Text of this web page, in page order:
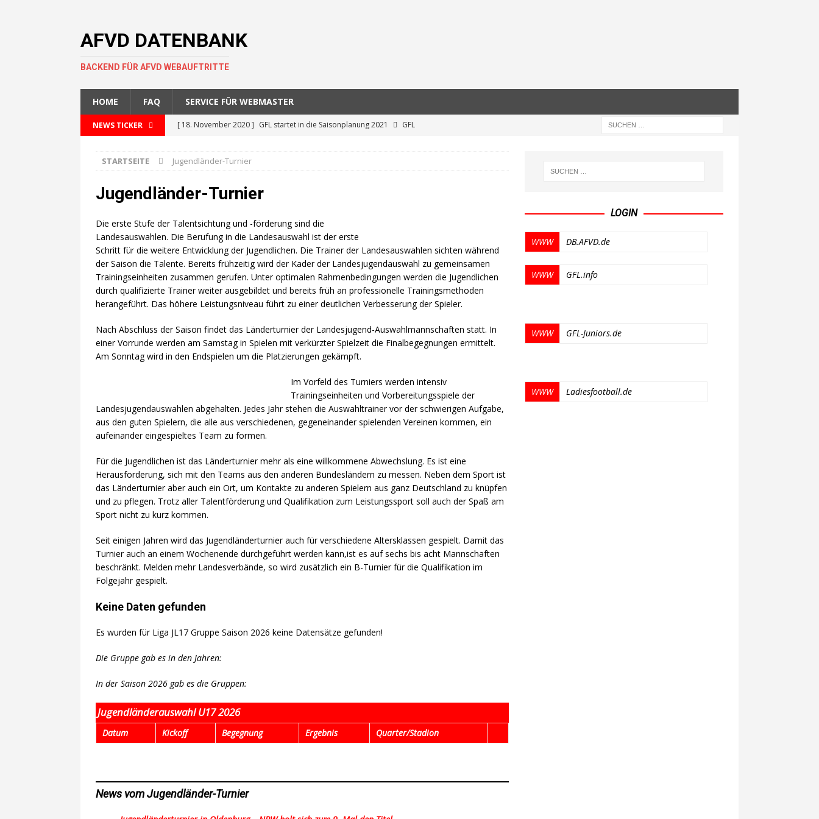
AFVD DATENBANK
BACKEND FÜR AFVD WEBAUFTRITTE
HOME FAQ SERVICE FÜR WEBMASTER
NEWS TICKER [ 18. November 2020 ] GFL startet in die Saisonplanung 2021
GFL
[ 1. Oktober 2020 ] Expertenkommission Frauen-Football eingesetzt – strukturelle Hilfe und
Arbeitserleichterung für Vereine als Ziel
Augenhöhe sprechen und zusammenarbeiten“
[ 25. September 2020 ] 5er DFFL: Saisonstart in der Süddivision
ALLGEMEIN
[ 17. September 2020 ] Doch noch Football in 2020! GFL Juniors starten am Wochenende in
die Saison
AFVD
[ 18. Mai 2020 ]
GFL Juniors-Teams sprechen sich für Neustart der Saison 2020 aus
[ 17. März 2020 ] GFL/GFL2 Ligastart auf Pfingsten verschoben
CORONA
[ 15. März 2020 ] Kommunikation Covid-19-Pandemie
STARTSEITE Jugendländer-Turnier
Jugendländer-Turnier
Die erste Stufe der Talentsichtung und -förderung sind die
Landesauswahlen. Die Berufung in die Landesauswahl ist der erste
Schritt für die weitere Entwicklung der Jugendlichen. Die Trainer der Landesauswahlen sichten während
der Saison die Talente. Bereits frühzeitig wird der Kader der Landesjugendauswahl zu gemeinsamen
Trainingseinheiten zusammen gerufen. Unter optimalen Rahmenbedingungen werden die Jugendlichen
durch qualifizierte Trainer weiter ausgebildet und bereits früh an professionelle Trainingsmethoden
herangeführt. Das höhere Leistungsniveau führt zu einer deutlichen Verbesserung der Spieler.
Nach Abschluss der Saison findet das Länderturnier der Landesjugend-Auswahlmannschaften statt. In
einer Vorrunde werden am Samstag in Spielen mit verkürzter Spielzeit die Finalbegegnungen ermittelt.
Am Sonntag wird in den Endspielen um die Platzierungen gekämpft.
Im Vorfeld des Turniers werden intensiv
Trainingseinheiten und Vorbereitungsspiele der
Landesjugendauswahlen abgehalten. Jedes Jahr stehen die Auswahltrainer vor der schwierigen Aufgabe,
aus den guten Spielern, die alle aus verschiedenen, gegeneinander spielenden Vereinen kommen, ein
aufeinander eingespieltes Team zu formen.
Für die Jugendlichen ist das Länderturnier mehr als eine willkommene Abwechslung. Es ist eine
Herausforderung, sich mit den Teams aus den anderen Bundesländern zu messen. Neben dem Sport ist
das Länderturnier aber auch ein Ort, um Kontakte zu anderen Spielern aus ganz Deutschland zu knüpfen
und zu pflegen. Trotz aller Talentförderung und Qualifikation zum Leistungssport soll auch der Spaß am
Sport nicht zu kurz kommen.
Seit einigen Jahren wird das Jugendländerturnier auch für verschiedene Altersklassen gespielt. Damit das
Turnier auch an einem Wochenende durchgeführt werden kann,ist es auf sechs bis acht Mannschaften
beschränkt. Melden mehr Landesverbände, so wird zusätzlich ein B-Turnier für die Qualifikation im
Folgejahr gespielt.
Keine Daten gefunden
Es wurden für Liga JL17 Gruppe Saison 2026 keine Datensätze gefunden!
Die Gruppe gab es in den Jahren:
In der Saison 2026 gab es die Gruppen:
Jugendländerauswahl U17 2026
Datum Kickoff Begegnung Ergebnis Quarter/Stadion
News vom Jugendländer-Turnier
LOGIN
WWW DB.AFVD.de
WWW GFL.info
WWW GFL-Juniors.de
WWW Ladiesfootball.de